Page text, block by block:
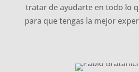
tratar de ayudarte en todo lo
para que tengas la mejor